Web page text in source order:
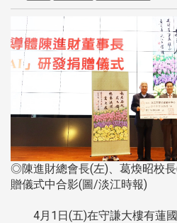
◎陳進財總會長(左)、葛煥昭校
贈儀式中合影(圖/淡江時報)
4月1日(五)在守謙大樓有蓮國